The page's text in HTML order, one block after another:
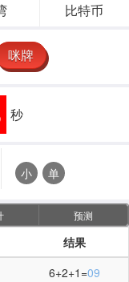
比特币
咪牌
秒
小 单
预测
结果
6+2+1=09